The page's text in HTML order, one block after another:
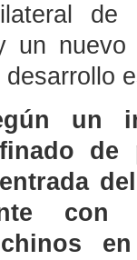
de
un
un
de